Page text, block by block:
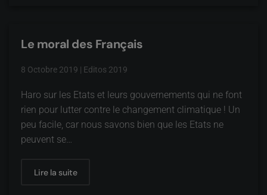
Le moral des Français
8 Octobre 2019 | Editos 2019
Haro sur les Etats et leurs gouvernements qui ne font
rien pour lutter contre le changement climatique ! Un
peu facile, car nous savons bien que les Etats ne
peuvent se…
Lire la suite